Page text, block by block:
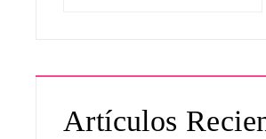
Artículos